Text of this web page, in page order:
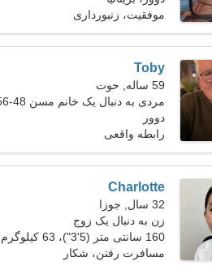
موفقیت، زنبورداری
Toby
59 ساله, حوت
مردی به دنبال یک خانم مسن 48-56
دوور
رابطه واقعی
Charlotte
32 سال, جوزا
زن به دنبال یک زوج
160 سانتی متر (5'3")، 63 کیلوگرم (138 پوند)
مسافرت رفتن، شکار